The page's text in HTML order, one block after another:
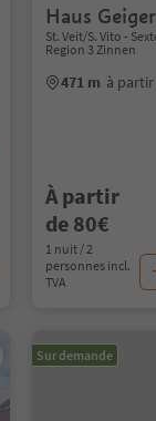
Haus Geiger
St. Veit/S. Vito -
Region 3 Zinnen
471 m à
À partir
de 80€
1 nuit / 2
personnes incl.
TVA
Sur demande